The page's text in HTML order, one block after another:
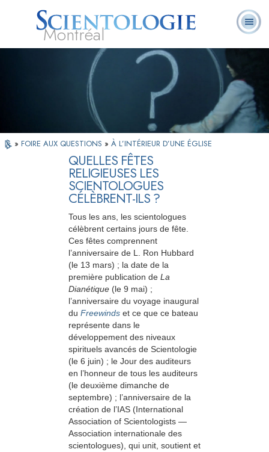
Montréal
Qu’est-ce que la
Scientologie ?
Ministres
volontaires
Foire aux
questions
» FOIRE AUX QUESTIONS » À L’INTÉRIEUR D’UNE ÉGLISE
QUELLES FÊTES
RELIGIEUSES LES
SCIENTOLOGUES
CÉLÈBRENT-ILS ?
Tous les ans, les scientologues
célèbrent certains jours de fête.
Ces fêtes comprennent
l’anniversaire de L. Ron Hubbard
(le 13 mars) ; la date de la
première publication de La
Dianétique (le 9 mai) ;
l’anniversaire du voyage inaugural
du Freewinds et ce que ce bateau
représente dans le
développement des niveaux
spirituels avancés de Scientologie
(le 6 juin) ; le Jour des auditeurs
en l’honneur de tous les auditeurs
(le deuxième dimanche de
septembre) ; l’anniversaire de la
création de l’IAS (International
Association of Scientologists —
Association internationale des
scientologues), qui unit, soutient et